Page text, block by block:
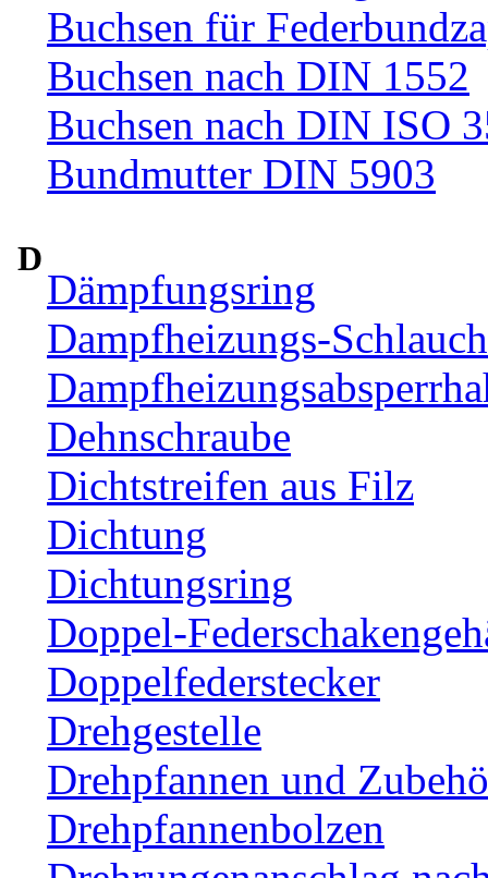
Buchsen für
Buchsen nach DIN 1552
Buchsen nach DIN ISO
Bundmutter DIN 5903
D
Dämpfungsring
Dampfheizungs-
Dehnschraube
Dichtstreifen aus Filz
Dichtung
Dichtungsring
Doppel-
Doppelfederstecker
Drehgestelle
Drehpfannen und
Drehpfannenbolzen